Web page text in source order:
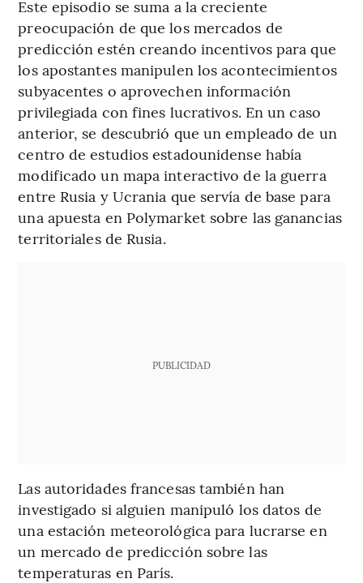
Este episodio se suma a la creciente
preocupación de que los mercados de
predicción estén creando incentivos para que
los apostantes manipulen los acontecimientos
subyacentes o aprovechen información
privilegiada con fines lucrativos. En un caso
anterior, se descubrió que un empleado de un
centro de estudios estadounidense había
modificado un mapa interactivo de la guerra
entre Rusia y Ucrania que servía de base para
una apuesta en Polymarket sobre las ganancias
territoriales de Rusia.
PUBLICIDAD
Las autoridades francesas también han
investigado si alguien manipuló los datos de
una estación meteorológica para lucrarse en
un mercado de predicción sobre las
temperaturas en París.